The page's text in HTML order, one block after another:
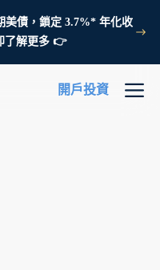
美債，鎖定 3.7%* 年化收
了解更多 👉
開戶投資